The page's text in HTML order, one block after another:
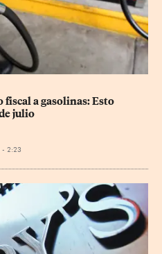
a gasolinas: Esto
julio
2:23